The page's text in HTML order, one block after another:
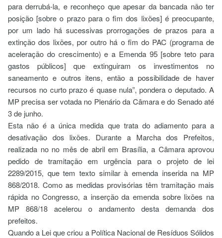
para derrubá-la, e reconheço que apesar da bancada não ter
posição [sobre o prazo para o fim dos lixões] é preocupante,
por um lado há sucessivas prorrogações de prazos para a
extinção dos lixões, por outro há o fim do PAC (programa de
aceleração do crescimento) e a Emenda 95 [sobre teto para
gastos públicos] que extinguiram os investimentos no
saneamento e outros itens, então a possibilidade de haver
recursos no curto prazo é quase nula”, pondera o deputado. A
MP precisa ser votada no Plenário da Câmara e do Senado até
3 de junho.
Esta não é a única medida que trata do adiamento para a
desativação dos lixões. Durante a Marcha dos Prefeitos,
realizada no no mês de abril em Brasília, a Câmara aprovou
pedido de tramitação em urgência para o projeto de lei
2289/2015, que tem texto similar à emenda inserida na MP
868/2018. Como as medidas provisórias têm tramitação mais
rápida no Congresso, a inserção da emenda sobre lixões na
MP 868/18 acelerou o andamento desta demanda dos
prefeitos.
Quando a Lei que criou a Política Nacional de Resíduos Sólidos